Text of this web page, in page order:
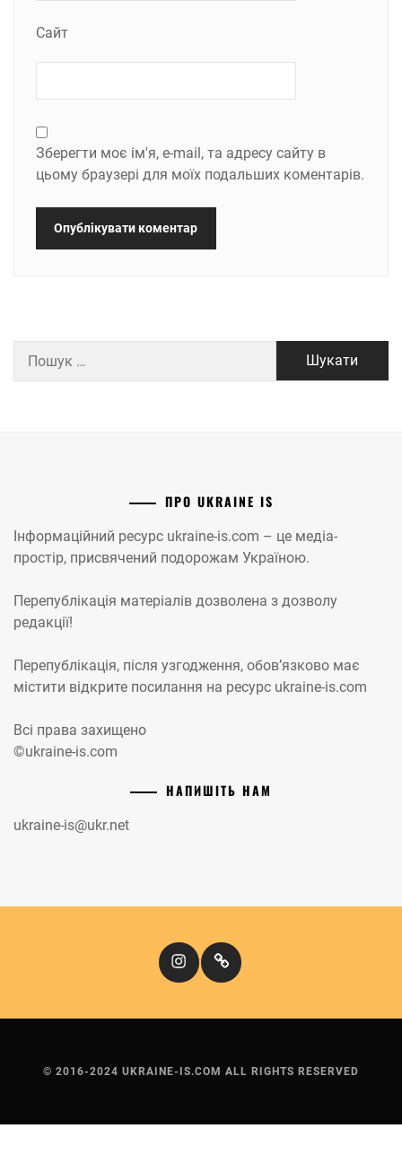
Сайт
Зберегти моє ім'я, e-mail, та адресу сайту в
цьому браузері для моїх подальших коментарів.
ПРО UKRAINE IS
Інформаційний ресурс ukraine-is.com – це медіа-
простір, присвячений подорожам Україною.
Перепублікація матеріалів дозволена з дозволу
редакції!
Перепублікація, після узгодження, обов’язково має
містити відкрите посилання на ресурс ukraine-is.com
Всі права захищено
©ukraine-is.com
НАПИШІТЬ НАМ
ukraine-is@ukr.net
InstagramКіномандри
© 2016-2024 UKRAINE-IS.COM ALL RIGHTS RESERVED